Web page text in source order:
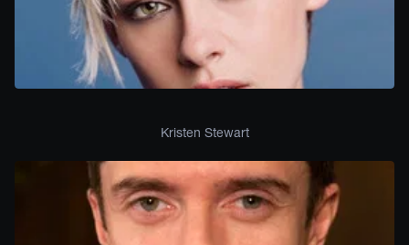
Kristen Stewart